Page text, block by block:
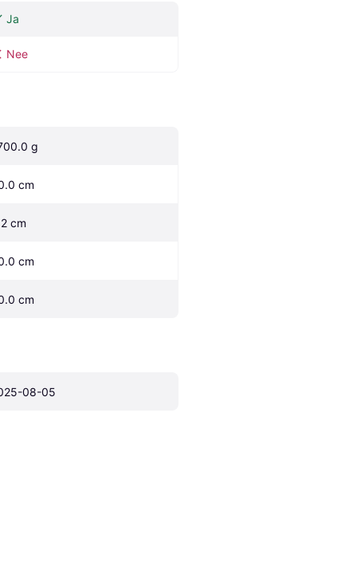
Ja
Nee
g
cm
cm
cm
cm
08-05